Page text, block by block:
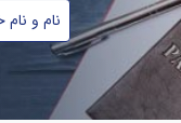
شماره
موبایل
*